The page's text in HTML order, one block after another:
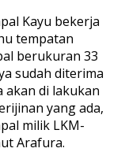
Kayu bekerja
tempatan
berukuran 33
sudah diterima
akan di lakukan
yang ada,
milik LKM-
Arafura.